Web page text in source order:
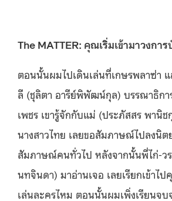
The MATTER: คุณเริ่มเข้ามาวงการ
ตอนนั้นผมไปเดินเล่นที่เกษรพลาซ่า
ลี (ชุลิตา อารีย์พิพัฒน์กุล) บรรณาธิก
เพชร เขารู้จักกับแม่ (ประภัสสร พานิช
นางสาวไทย เลยขอสัมภาษณ์ไปลงนิ
สัมภาษณ์คนทั่วไป หลังจากนั้นพี่ไก่-ว
นทจินดา) มาอ่านเจอ เลยเรียกเข้าไป
เล่นละครไหม ตอนนั้นผมเพิ่งเรียนจ